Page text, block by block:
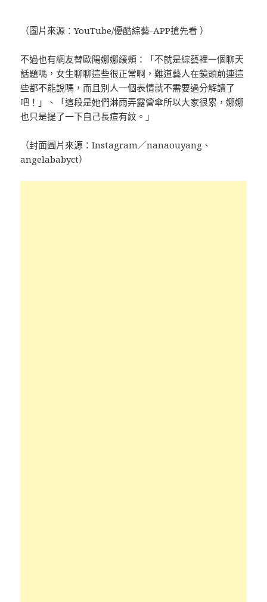
（圖片來源：YouTube/優酷綜藝-APP搶先看 ）
不過也有網友替歐陽娜娜緩頰：「不就是綜藝裡一個聊天
話題嗎，女生聊聊這些很正常啊，難道藝人在鏡頭前連這
些都不能說嗎，而且別人一個表情就不需要過分解讀了
吧！」、「這段是她們淋雨弄露營傘所以大家很累，娜娜
也只是提了一下自己長痘有紋。」
（封面圖片來源：Instagram／nanaouyang、
angelababyct）